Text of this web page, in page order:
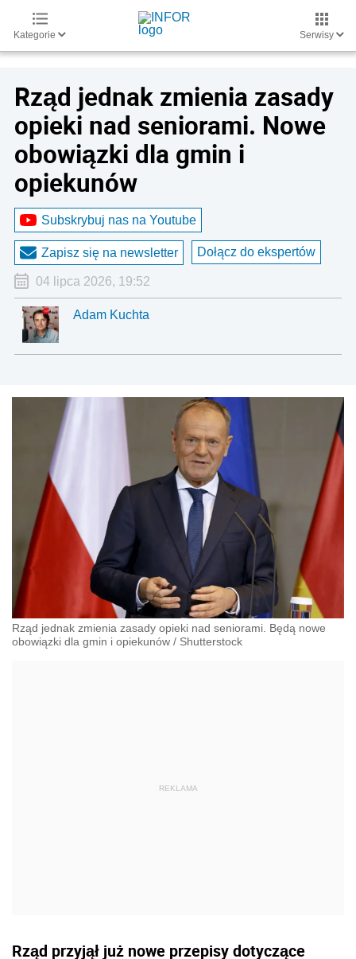
Kategorie Serwisy
Rząd jednak zmienia zasady
opieki nad seniorami. Nowe
obowiązki dla gmin i
opiekunów
Subskrybuj nas na Youtube
Zapisz się na newsletter Dołącz do ekspertów
04 lipca 2026, 19:52
Adam Kuchta
Rząd jednak zmienia zasady opieki nad seniorami. Będą nowe
obowiązki dla gmin i opiekunów / Shutterstock
Rząd przyjął już nowe przepisy dotyczące